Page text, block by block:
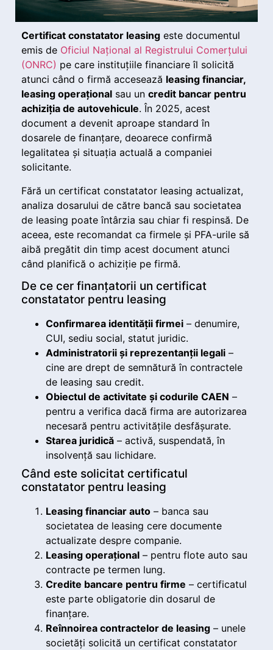
Certificat constatator leasing este documentul
emis de Oficiul Național al Registrului Comerțului
(ONRC) pe care instituțiile financiare îl solicită
atunci când o firmă accesează leasing financiar,
leasing operațional sau un credit bancar pentru
achiziția de autovehicule. În 2025, acest
document a devenit aproape standard în
dosarele de finanțare, deoarece confirmă
legalitatea și situația actuală a companiei
solicitante.
Fără un certificat constatator leasing actualizat,
analiza dosarului de către bancă sau societatea
de leasing poate întârzia sau chiar fi respinsă. De
aceea, este recomandat ca firmele și PFA-urile să
aibă pregătit din timp acest document atunci
când planifică o achiziție pe firmă.
De ce cer finanțatorii un certificat
constatator pentru leasing
Confirmarea identității firmei – denumire,
CUI, sediu social, statut juridic.
Administratorii și reprezentanții legali –
cine are drept de semnătură în contractele
de leasing sau credit.
Obiectul de activitate și codurile CAEN –
pentru a verifica dacă firma are autorizarea
necesară pentru activitățile desfășurate.
Starea juridică – activă, suspendată, în
insolvență sau lichidare.
Când este solicitat certificatul
constatator pentru leasing
Leasing financiar auto – banca sau
societatea de leasing cere documente
actualizate despre companie.
Leasing operațional – pentru flote auto sau
contracte pe termen lung.
Credite bancare pentru firme – certificatul
este parte obligatorie din dosarul de
finanțare.
Reînnoirea contractelor de leasing – unele
societăți solicită un certificat constatator